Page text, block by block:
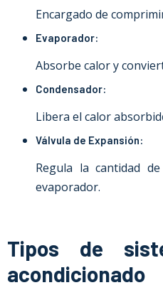
Encargado de
Evaporador:
Absorbe calor y
Condensador:
Libera el calor
Válvula de Expansión:
Regula la cantidad
evaporador.
Tipos de
acondicionado